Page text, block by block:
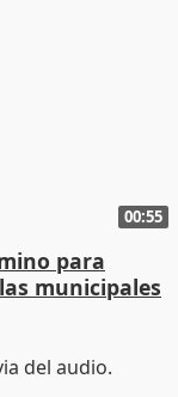
00:55
para
municipales